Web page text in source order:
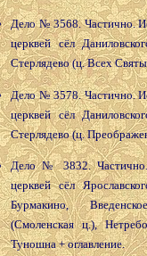
Дело № 3568. Частично.
церквей сёл
Стерлядево (ц. Всех
Дело № 3578. Частично.
церквей сёл
Стерлядево (ц.
Дело № 3832.
церквей сёл
Бурмакино,
(Смоленская ц.),
Туношна + оглавление.